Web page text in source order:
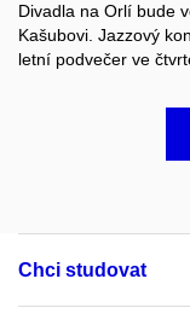
Divadla na Orlí bude
Kašubovi. Jazzový
letní podvečer ve
Chci studovat